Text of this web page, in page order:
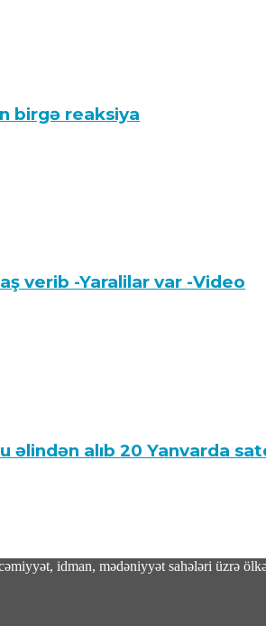
birgə reaksiya
verib -Yaralilar var -Video
alıb 20 Yanvarda
salmonella epidemiyası 27
idman, mədəniyyət sahələri üzrə